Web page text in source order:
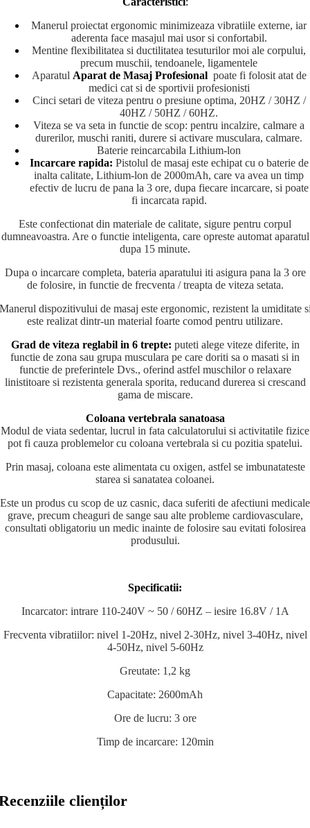
Manerul proiectat ergonomic minimizeaza vibratiile externe, iar
aderenta face masajul mai usor si confortabil.
Mentine flexibilitatea si ductilitatea tesuturilor moi ale corpului,
precum muschii, tendoanele, ligamentele
Aparatul Aparat de Masaj Profesional poate fi folosit atat de
medici cat si de sportivii profesionisti
Cinci setari de viteza pentru o presiune optima, 20HZ / 30HZ /
40HZ / 50HZ / 60HZ.
Viteza se va seta in functie de scop: pentru incalzire, calmare a
durerilor, muschi raniti, durere si activare musculara, calmare.
Baterie reincarcabila Lithium-lon
Incarcare rapida: Pistolul de masaj este echipat cu o baterie de
inalta calitate, Lithium-lon de 2000mAh, care va avea un timp
efectiv de lucru de pana la 3 ore, dupa fiecare incarcare, si poate
fi incarcata rapid.
Este confectionat din materiale de calitate, sigure pentru corpul
dumneavoastra. Are o functie inteligenta, care opreste automat aparatul
dupa 15 minute.
Dupa o incarcare completa, bateria aparatului iti asigura pana la 3 ore
de folosire, in functie de frecventa / treapta de viteza setata.
dispozitivului de masaj este ergonomic, rezistent la umiditate
este realizat dintr-un material foarte comod pentru utilizare.
Grad de viteza reglabil in 6 trepte: puteti alege viteze diferite, in
functie de zona sau grupa musculara pe care doriti sa o masati si in
functie de preferintele Dvs., oferind astfel muschilor o relaxare
linistitoare si rezistenta generala sporita, reducand durerea si crescand
gama de miscare.
Coloana vertebrala sanatoasa
Modul de viata sedentar, lucrul in fata calculatorului si activitatile fizice
pot fi cauza problemelor cu coloana vertebrala si cu pozitia spatelui.
Prin masaj, coloana este alimentata cu oxigen, astfel se imbunatateste
starea si sanatatea coloanei.
Este un produs cu scop de uz casnic, daca suferiti de afectiuni medicale
grave, precum cheaguri de sange sau alte probleme cardiovasculare,
consultati obligatoriu un medic inainte de folosire sau evitati folosirea
produsului.
Specificatii:
Incarcator: intrare 110-240V ~ 50 / 60HZ – iesire 16.8V / 1A
Frecventa vibratiilor: nivel 1-20Hz, nivel 2-30Hz, nivel 3-40Hz, nivel
4-50Hz, nivel 5-60Hz
Greutate: 1,2 kg
Capacitate: 2600mAh
Ore de lucru: 3 ore
Timp de incarcare: 120min
clienților